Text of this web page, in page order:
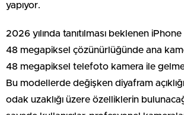
yapıyor.
2026 yılında tanıtılması beklenen
48 megapiksel çözünürlüğünde ana
48 megapiksel telefoto kamera ile
Bu modellerde değişken diyafram
odak uzaklığı üzere özelliklerin